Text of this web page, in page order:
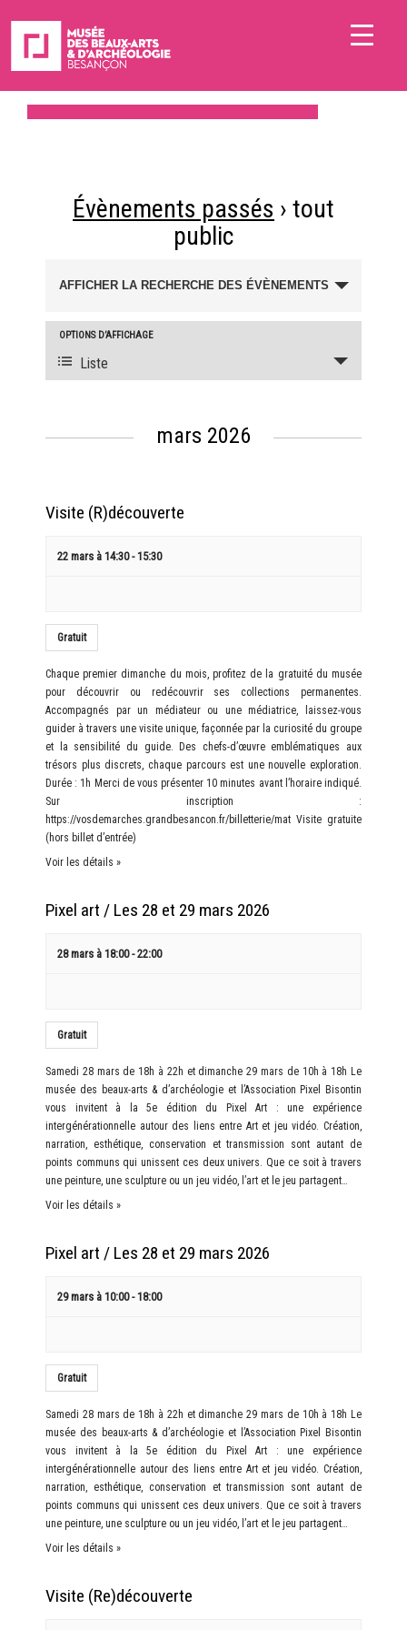
Évènements passés › tout
public
Recherche
navigation
de
AFFICHER LA RECHERCHE DES ÉVÈNEMENTS
Navigation
de
OPTIONS D’AFFICHAGE
Liste
mars 2026
Visite (R)découverte
22 mars à 14:30-15:30
Gratuit
Chaque premier dimanche du mois, profitez de la gratuité du musée
pour découvrir ou redécouvrir ses collections permanentes.
Accompagnés par un médiateur ou une médiatrice, laissez-vous
guider à travers une visite unique, façonnée par la curiosité du groupe
et la sensibilité du guide. Des chefs-d’œuvre emblématiques aux
trésors plus discrets, chaque parcours est une nouvelle exploration.
Durée : 1h Merci de vous présenter 10 minutes avant l’horaire indiqué.
Sur inscription :
https://vosdemarches.grandbesancon.fr/billetterie/mat Visite gratuite
(hors billet d’entrée)
Voir les détails »
Pixel art / Les 28 et 29 mars 2026
28 mars à 18:00-22:00
Gratuit
Samedi 28 mars de 18h à 22h et dimanche 29 mars de 10h à 18h Le
musée des beaux-arts & d’archéologie et l’Association Pixel Bisontin
vous invitent à la 5e édition du Pixel Art : une expérience
intergénérationnelle autour des liens entre Art et jeu vidéo. Création,
narration, esthétique, conservation et transmission sont autant de
points communs qui unissent ces deux univers. Que ce soit à travers
une peinture, une sculpture ou un jeu vidéo, l’art et le jeu partagent…
Voir les détails »
Pixel art / Les 28 et 29 mars 2026
29 mars à 10:00-18:00
Gratuit
Samedi 28 mars de 18h à 22h et dimanche 29 mars de 10h à 18h Le
musée des beaux-arts & d’archéologie et l’Association Pixel Bisontin
vous invitent à la 5e édition du Pixel Art : une expérience
intergénérationnelle autour des liens entre Art et jeu vidéo. Création,
narration, esthétique, conservation et transmission sont autant de
points communs qui unissent ces deux univers. Que ce soit à travers
une peinture, une sculpture ou un jeu vidéo, l’art et le jeu partagent…
Voir les détails »
Visite (Re)découverte